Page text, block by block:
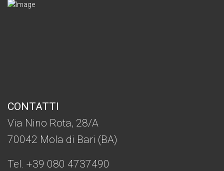
CONTATTI
Via Nino Rota, 28/A
70042 Mola di Bari (BA)
Tel. +39 080 4737490